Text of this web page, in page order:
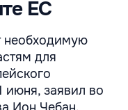
ЕС
необходимую
для
июня, заявил во